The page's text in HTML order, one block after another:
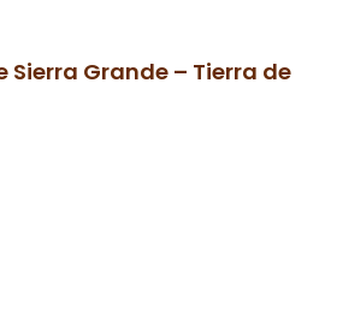
Grande – Tierra de